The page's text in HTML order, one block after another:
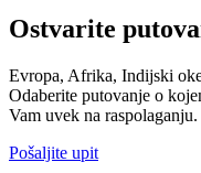
Ostvarite
Evropa, Afrika, Indijski
Odaberite putovanje o
Vam uvek na raspolaganju.
Pošaljite upit